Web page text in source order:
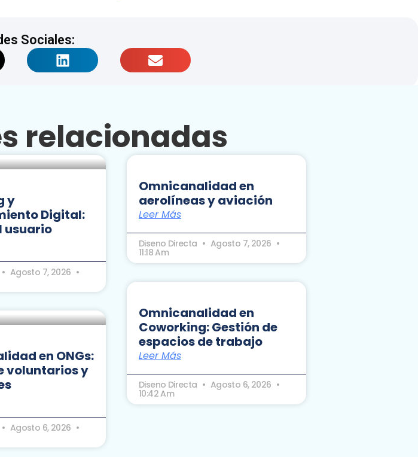
Sociales:
relacionadas
y
Digital:
usuario
Agosto 7, 2026
Omnicanalidad en
aerolíneas y aviación
Leer Más
Diseno Directa Agosto 7, 2026
11:18 Am
en ONGs:
voluntarios y
Agosto 6, 2026
Omnicanalidad en
Coworking: Gestión de
espacios de trabajo
Leer Más
Diseno Directa Agosto 6, 2026
10:42 Am